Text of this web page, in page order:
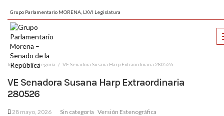
Grupo Parlamentario MORENA, LXVI Legislatura
Inicio Sin categoría VE Senadora Susana Harp Extraordinaria 280526
VE Senadora Susana Harp Extraordinaria
280526
28 mayo, 2026 Sin categoría Versión Estenográfica